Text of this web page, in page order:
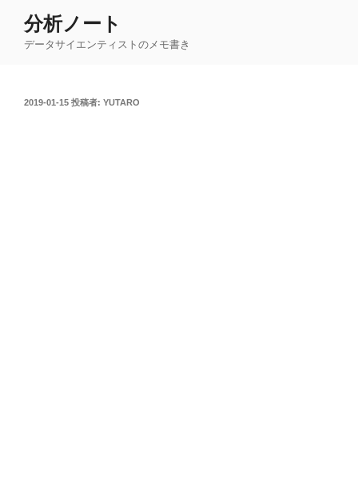
分析ノート
データサイエンティストのメモ書き
投
2019-01-15 投稿者: YUTARO